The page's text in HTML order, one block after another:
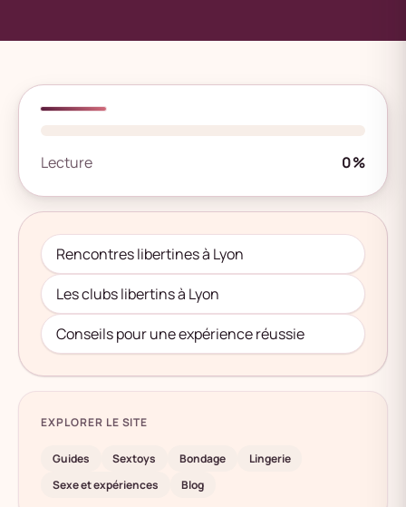
Lecture 0%
Rencontres libertines à Lyon
Les clubs libertins à Lyon
Conseils pour une expérience réussie
EXPLORER LE SITE
Guides Sextoys Bondage
Lingerie
Sexe et expériences
Blog